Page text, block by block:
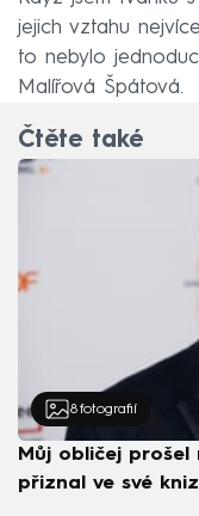
jejich vztahu
to nebylo
Malířová Špátová.
Čtěte také
8 fotografií
Můj obličej prošel
přiznal ve své